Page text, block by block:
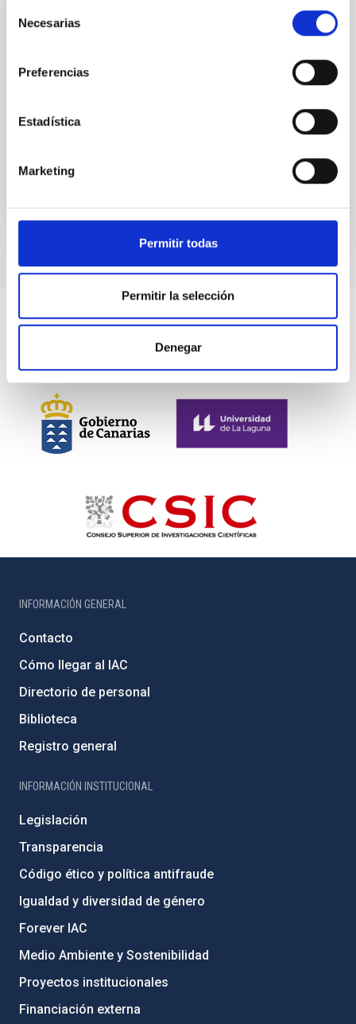
Necesarias
Preferencias
Estadística
Marketing
Permitir todas
Permitir la selección
Denegar
CHARLA
modeling
optimized to the technical facilities and observational
INFORMACIÓN GENERAL
Contacto
Cómo llegar al IAC
Directorio de personal
Biblioteca
Registro general
INFORMACIÓN INSTITUCIONAL
Legislación
Transparencia
Código ético y política antifraude
Igualdad y diversidad de género
Forever IAC
Medio Ambiente y Sostenibilidad
Proyectos institucionales
Financiación externa